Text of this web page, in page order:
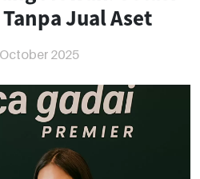
Jual Aset
2025